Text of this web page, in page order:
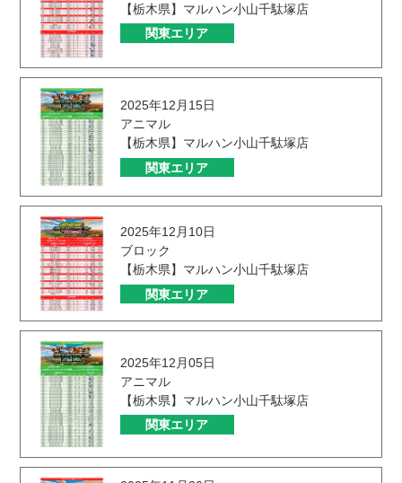
【栃木県】マルハン小山千駄塚店
関東エリア
2025年12月15日
アニマル
【栃木県】マルハン小山千駄塚店
関東エリア
2025年12月10日
ブロック
【栃木県】マルハン小山千駄塚店
関東エリア
2025年12月05日
アニマル
【栃木県】マルハン小山千駄塚店
関東エリア